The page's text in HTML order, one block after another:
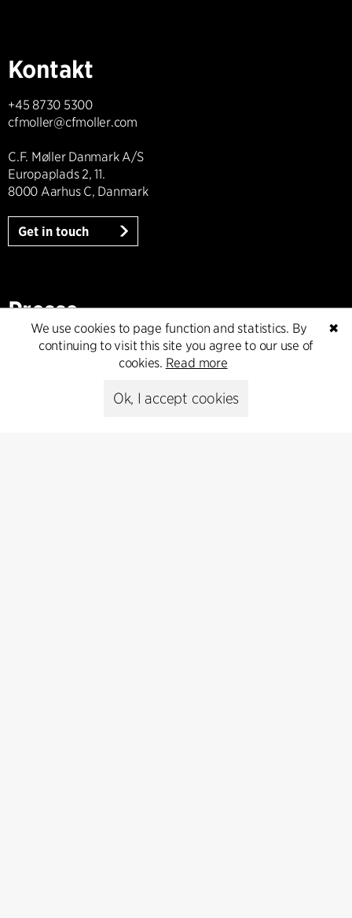
Kontakt
+45 8730 5300
cfmoller@cfmoller.com
C.F. Møller Danmark A/S
Europaplads 2, 11.
8000 Aarhus C, Danmark
Get in touch
Presse
Head of Communications
Peter Sikker Rasmussen
✖
We use cookies to page function and statistics. By
continuing to visit this site you agree to our use of
cookies. Read more
Ok, I accept cookies